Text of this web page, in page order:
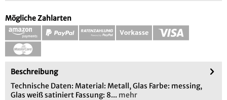
Mögliche Zahlarten
Beschreibung
Technische Daten: Material: Metall, Glas Farbe: messing,
Glas weiß satiniert Fassung: 8... mehr